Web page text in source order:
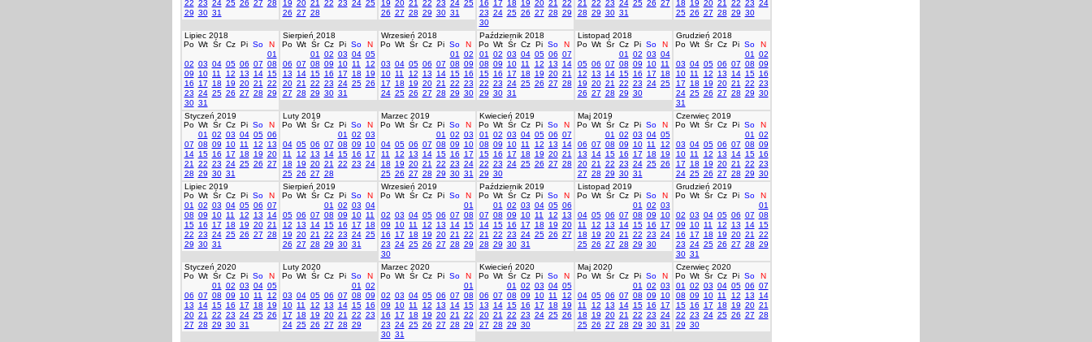
22 23 24 25 26 27 28
29 30 31
19 20 21 22 23 24 25
26 27 28
19 20 21 22 23 24 25
26 27 28 29 30 31
16
17 18 19 20 21
22
23 24 25 26 27 28 29
30
21
22 23 24 25 26 27
28 29 30 31
18
19 20 21 22 23 24
25 26 27 28 29 30
Lipiec 2018
Po Wt Śr Cz Pi So
N
01
02 03 04 05 06 07 08
09
10 11 12 13 14 15
16
17 18 19 20 21
22
23 24 25 26 27 28 29
30 31
Sierpień 2018
Po Wt Śr Cz Pi So
N
01
02 03 04 05
06 07 08 09 10 11
12
13
14 15 16 17 18
19
20 21 22 23 24 25 26
27 28 29 30 31
Wrzesień 2018
Po Wt Śr Cz Pi So
N
01
02
03 04 05 06 07 08 09
10 11 12 13 14 15 16
17
18 19 20 21 22 23
24 25 26 27 28 29 30
Październik 2018
Po Wt Śr Cz Pi So
N
01
02 03 04 05 06 07
08 09 10 11 12 13
14
15 16 17 18 19 20 21
22 23 24 25 26 27 28
29 30 31
Listopad 2018
Po Wt Śr Cz Pi So
N
01
02 03 04
05 06 07 08 09 10 11
12
13 14 15 16 17
18
19 20 21 22 23 24 25
26 27 28 29 30
Grudzień 2018
Po Wt Śr Cz Pi So
N
01
02
03 04 05 06 07 08 09
10 11 12 13 14 15 16
17
18 19 20 21 22 23
24 25 26 27 28 29 30
31
Styczeń 2019
Po Wt Śr Cz Pi So
N
01
02 03 04 05 06
07 08 09 10 11 12
13
14 15 16 17 18 19 20
21
22 23 24 25 26 27
28 29 30 31
Luty 2019
Po Wt Śr Cz Pi So
N
01
02 03
04 05 06 07 08 09
10
11
12 13 14 15 16
17
18
19 20 21 22 23 24
25 26 27 28
Marzec 2019
Po Wt Śr Cz Pi So
N
01
02 03
04 05 06 07 08 09
10
11
12 13 14 15 16
17
18
19 20 21 22 23 24
25 26 27 28 29 30 31
Kwiecień 2019
Po Wt Śr Cz Pi So
N
01
02 03 04 05 06 07
08 09 10 11 12 13
14
15 16 17 18 19 20 21
22 23 24 25 26 27 28
29 30
Maj 2019
Po Wt Śr Cz Pi So
N
01
02 03 04 05
06 07 08 09 10 11
12
13
14 15 16 17 18
19
20 21 22 23 24 25 26
27 28 29 30 31
Czerwiec 2019
Po Wt Śr Cz Pi So
N
01
02
03 04 05 06 07 08 09
10 11 12 13 14 15 16
17
18 19 20 21 22 23
24 25 26 27 28 29 30
Lipiec 2019
Po Wt Śr Cz Pi So
N
01
02 03 04 05 06 07
08 09 10 11 12 13
14
15 16 17 18 19 20 21
22 23 24 25 26 27 28
29 30 31
Sierpień 2019
Po Wt Śr Cz Pi So
N
01
02 03 04
05 06 07 08 09 10 11
12
13 14 15 16 17
18
19 20 21 22 23 24 25
26 27 28 29 30 31
Wrzesień 2019
Po Wt Śr Cz Pi So
N
01
02 03 04 05 06 07 08
09
10 11 12 13 14 15
16
17 18 19 20 21
22
23 24 25 26 27 28 29
30
Październik 2019
Po Wt Śr Cz Pi So
N
01
02 03 04 05 06
07 08 09 10 11 12
13
14 15 16 17 18 19 20
21
22 23 24 25 26 27
28 29 30 31
Listopad 2019
Po Wt Śr Cz Pi So
N
01
02 03
04 05 06 07 08 09
10
11
12 13 14 15 16
17
18
19 20 21 22 23 24
25 26 27 28 29 30
Grudzień 2019
Po Wt Śr Cz Pi So
N
01
02 03 04 05 06 07 08
09
10 11 12 13 14 15
16
17 18 19 20 21
22
23 24 25 26 27 28 29
30 31
Styczeń 2020
Po Wt Śr Cz Pi So
N
01
02 03 04 05
06 07 08 09 10 11
12
13
14 15 16 17 18
19
20 21 22 23 24 25 26
27 28 29 30 31
Luty 2020
Po Wt Śr Cz Pi So
N
01
02
03 04 05 06 07 08 09
10 11 12 13 14 15 16
17
18 19 20 21 22 23
24 25 26 27 28 29
Marzec 2020
Po Wt Śr Cz Pi So
N
01
02 03 04 05 06 07 08
09
10 11 12 13 14 15
16
17 18 19 20 21
22
23 24 25 26 27 28 29
30 31
Kwiecień 2020
Po Wt Śr Cz Pi So
N
01
02 03 04 05
06 07 08 09 10 11
12
13
14 15 16 17 18
19
20 21 22 23 24 25 26
27 28 29 30
Maj 2020
Po Wt Śr Cz Pi So
N
01
02 03
04 05 06 07 08 09
10
11
12 13 14 15 16
17
18
19 20 21 22 23 24
25 26 27 28 29 30 31
Czerwiec 2020
Po Wt Śr Cz Pi So
N
01
02 03 04 05 06 07
08 09 10 11 12 13
14
15 16 17 18 19 20 21
22 23 24 25 26 27 28
29 30